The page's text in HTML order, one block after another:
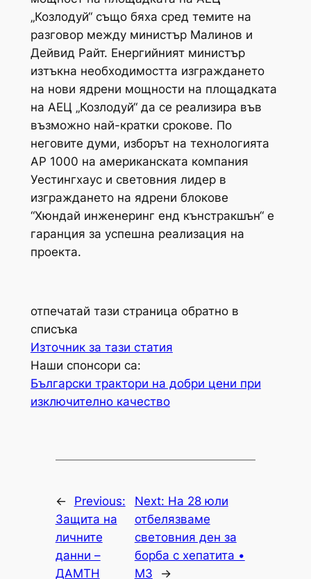
„Козлодуй“ също бяха сред темите на
разговор между министър Малинов и
Дейвид Райт. Енергийният министър
изтъкна необходимостта изграждането
на нови ядрени мощности на площадката
на АЕЦ „Козлодуй“ да се реализира във
възможно най-кратки срокове. По
неговите думи, изборът на технологията
АР 1000 на американската компания
Уестингхаус и световния лидер в
изграждането на ядрени блокове
“Хюндай инженеринг енд кънстракшън“ е
гаранция за успешна реализация на
проекта.
отпечатай тази страница обратно в
списъка
Източник за тази статия
Наши спонсори са:
Български трактори на добри цени при
изключително качество
←
Previous:
Защита на
личните
данни –
ДАМТН
Next: На 28 юли
отбелязваме
световния ден за
борба с хепатита •
МЗ
→